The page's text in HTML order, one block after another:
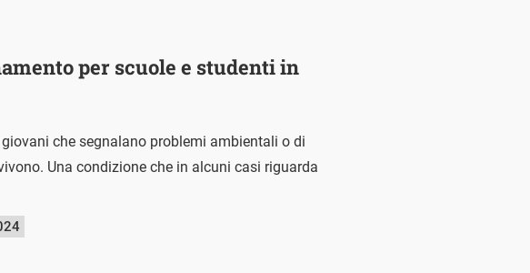
per scuole e studenti in
che segnalano problemi ambientali o di
Una condizione che in alcuni casi riguarda